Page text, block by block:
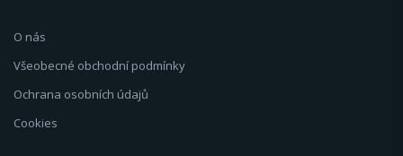
O nás
Všeobecné obchodní podmínky
Ochrana osobních údajů
Cookies